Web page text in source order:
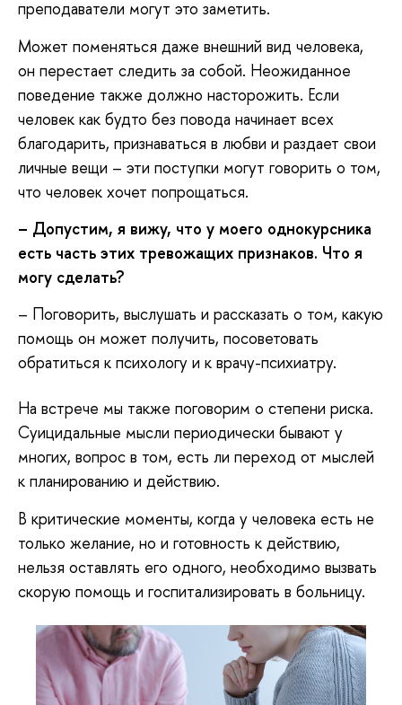
преподаватели могут это заметить.
Может поменяться даже внешний вид человека,
он перестает следить за собой. Неожиданное
поведение также должно насторожить. Если
человек как будто без повода начинает всех
благодарить, признаваться в любви и раздает свои
личные вещи – эти поступки могут говорить о том,
что человек хочет попрощаться.
– Допустим, я вижу, что у моего однокурсника
есть часть этих тревожащих признаков. Что я
могу сделать?
– Поговорить, выслушать и рассказать о том, какую
помощь он может получить, посоветовать
обратиться к психологу и к врачу-психиатру.
На встрече мы также поговорим о степени риска.
Суицидальные мысли периодически бывают у
многих, вопрос в том, есть ли переход от мыслей
к планированию и действию.
В критические моменты, когда у человека есть не
только желание, но и готовность к действию,
нельзя оставлять его одного, необходимо вызвать
скорую помощь и госпитализировать в больницу.